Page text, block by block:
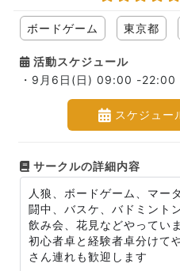
ボードゲーム 東京都
活動スケジュール
・9月6日(日) 09:00 -22:00
スケジュー
サークルの詳細内容
人狼、ボードゲーム、マー
闘中、バスケ、バドミント
飲み会、花見などやってい
初心者卓と経験者卓分けて
さん連れも歓迎します